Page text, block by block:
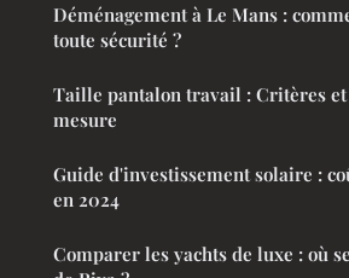
Déménagement à Le Mans :
toute sécurité ?
Taille pantalon travail : Critères et
mesure
Guide d'investissement solaire :
en 2024
Comparer les yachts de luxe : où